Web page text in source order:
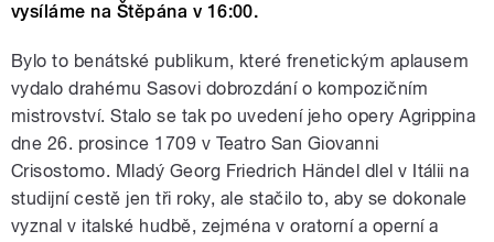
vysíláme na Štěpána v 16:00.
Bylo to benátské publikum, které frenetickým aplausem
vydalo drahému Sasovi dobrozdání o kompozičním
mistrovství. Stalo se tak po uvedení jeho opery Agrippina
dne 26. prosince 1709 v Teatro San Giovanni
Crisostomo. Mladý Georg Friedrich Händel dlel v Itálii na
studijní cestě jen tři roky, ale stačilo to, aby se dokonale
vyznal v italské hudbě, zejména v oratorní a operní a